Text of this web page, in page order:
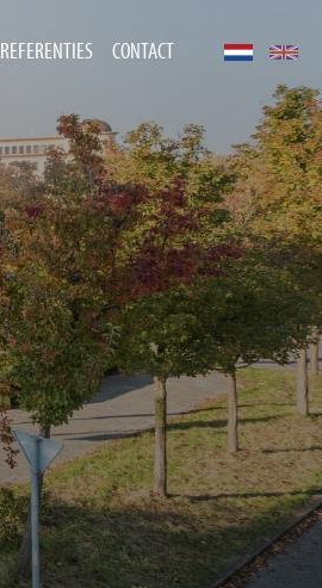
REFERENTIES CONTACT